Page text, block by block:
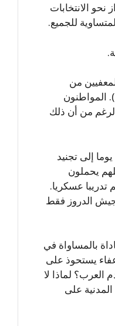
نحو الانتخابات
للجميع.
من
المواطنون
من أن ذلك
إلى تجنيد
يحملون
تدريبا عسكريا.
الدروز فقط
بالمساواة في
يستحوذ على
العرب؟ لماذا لا
على